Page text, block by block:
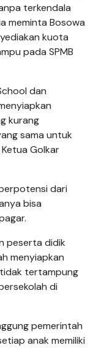
terkendala
meminta Bosowa
kuota
pada SPMB
dan
kurang
sama untuk
Golkar
dari
bisa
peserta didik
menyiapkan
tidak tertampung
di
pemerintah
anak memiliki